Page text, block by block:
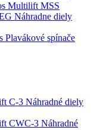
Multilift MSS
Náhradne diely
Plavákové spínače
Náhradné diely
Náhradné